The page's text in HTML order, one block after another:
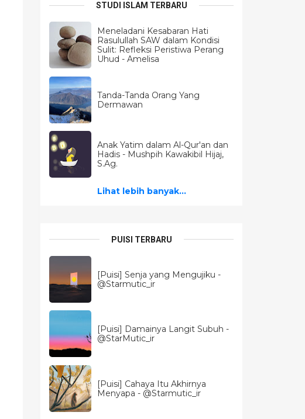
STUDI ISLAM TERBARU
Meneladani Kesabaran Hati
Rasulullah SAW dalam Kondisi
Sulit: Refleksi Peristiwa Perang
Uhud - Amelisa
Tanda-Tanda Orang Yang
Dermawan
Anak Yatim dalam Al-Qur'an dan
Hadis - Mushpih Kawakibil Hijaj,
S.Ag.
Lihat lebih banyak...
PUISI TERBARU
[Puisi] Senja yang Mengujiku -
@Starmutic_ir
[Puisi] Damainya Langit Subuh -
@StarMutic_ir
[Puisi] Cahaya Itu Akhirnya
Menyapa - @Starmutic_ir